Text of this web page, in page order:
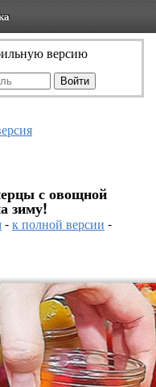
версию
с овощной
зиму!
-к полной версии -